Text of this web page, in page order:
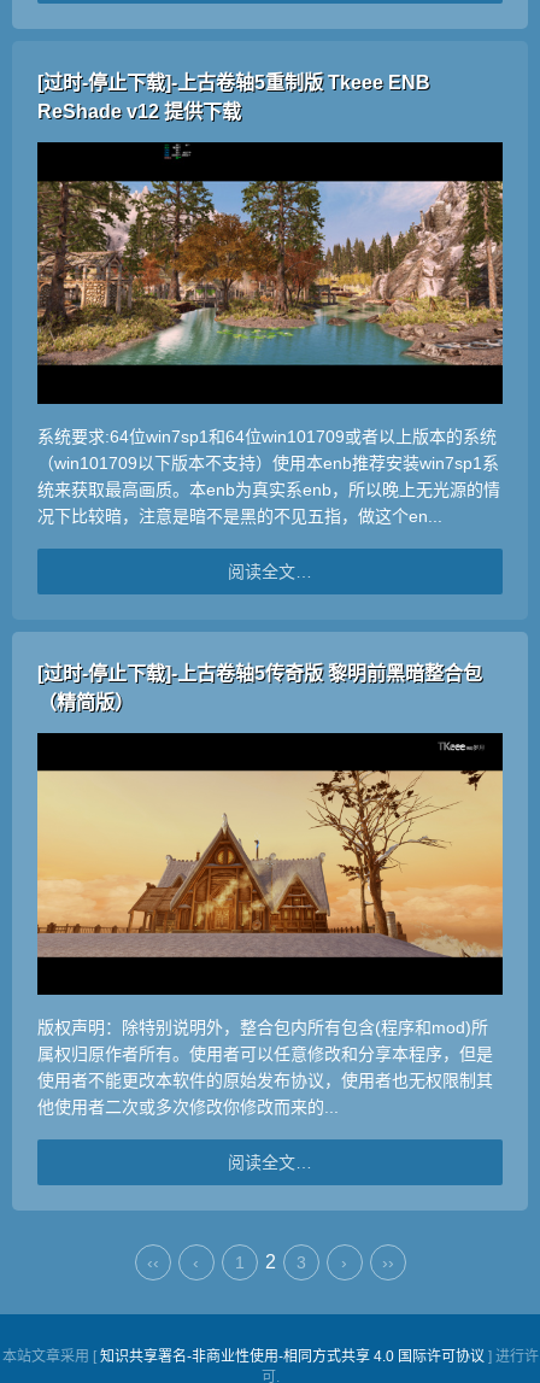
[过时-停止下载]-上古卷轴5重制版 Tkeee ENB
ReShade v12 提供下载
系统要求:64位win7sp1和64位win101709或者以上版本的系统
（win101709以下版本不支持）使用本enb推荐安装win7sp1系
统来获取最高画质。本enb为真实系enb，所以晚上无光源的情
况下比较暗，注意是暗不是黑的不见五指，做这个en...
阅读全文…
[过时-停止下载]-上古卷轴5传奇版 黎明前黑暗整合包
（精简版）
版权声明：除特别说明外，整合包内所有包含(程序和mod)所
属权归原作者所有。使用者可以任意修改和分享本程序，但是
使用者不能更改本软件的原始发布协议，使用者也无权限制其
他使用者二次或多次修改你修改而来的...
阅读全文…
‹‹ ‹ 1 2 3 › ››
本站文章采用 [ 知识共享署名-非商业性使用-相同方式共享 4.0 国际许可协议 ] 进行许
可.